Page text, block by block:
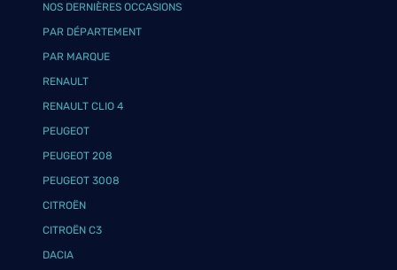
NOS DERNIÈRES OCCASIONS
PAR DÉPARTEMENT
PAR MARQUE
RENAULT
RENAULT CLIO 4
PEUGEOT
PEUGEOT 208
PEUGEOT 3008
CITROËN
CITROËN C3
DACIA